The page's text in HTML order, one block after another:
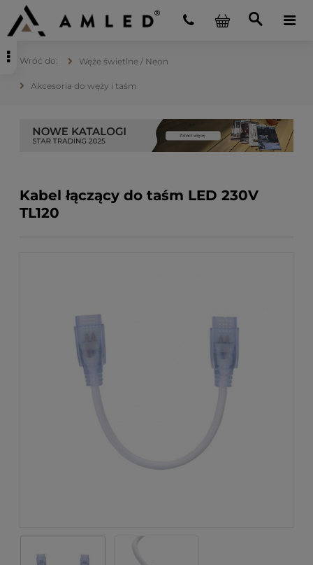
Węże świetlne / Neon
Akcesoria do węży i taśm
Kabel łączący do taśm LED 230V
TL120